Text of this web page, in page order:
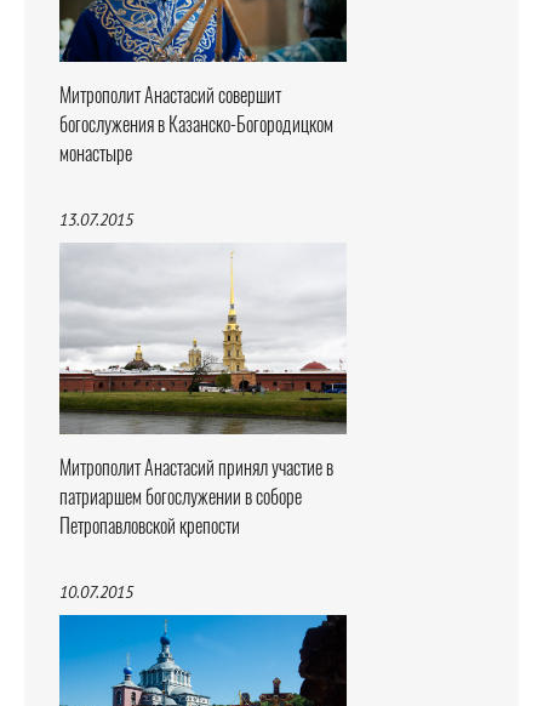
Митрополит Анастасий совершит
богослужения в Казанско-Богородицком
монастыре
13.07.2015
Митрополит Анастасий принял участие в
патриаршем богослужении в соборе
Петропавловской крепости
10.07.2015